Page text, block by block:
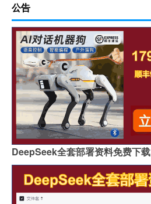
公告
DeepSeek全套部署资料免费下载